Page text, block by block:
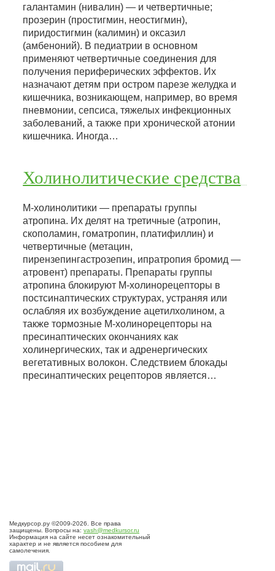
галантамин (нивалин) — и четвертичные;
прозерин (простигмин, неостигмин),
пиридостигмин (калимин) и оксазил
(амбеноний). В педиатрии в основном
применяют четвертичные соединения для
получения периферических эффектов. Их
назначают детям при остром парезе желудка и
кишечника, возникающем, например, во время
пневмонии, сепсиса, тяжелых инфекционных
заболеваний, а также при хронической атонии
кишечника. Иногда…
Холинолитические средства
М-холинолитики — препараты группы
атропина. Их делят на третичные (атропин,
скополамин, гоматропин, платифиллин) и
четвертичные (метацин,
пирензепингастрозепин, ипратропия бромид —
атровент) препараты. Препараты группы
атропина блокируют М-холинорецепторы в
постсинаптических структурах, устраняя или
ослабляя их возбуждение ацетилхолином, а
также тормозные М-холинорецепторы на
пресинаптических окончаниях как
холинергических, так и адренергических
вегетативных волокон. Следствием блокады
пресинаптических рецепторов является…
Медкурсор.ру ©2009-2026. Все права
защищены. Вопросы на: vash@medkursor.ru
Информация на сайте несет ознакомительный
характер и не является пособием для
самолечения.